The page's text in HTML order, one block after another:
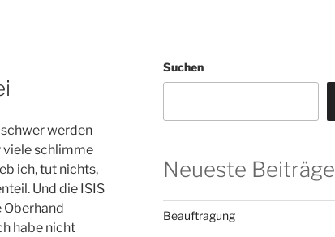
werden
viele schlimme
ich, tut nichts,
Und die ISIS
habe nicht
Suchen
Neueste Beiträge
Beauftragung